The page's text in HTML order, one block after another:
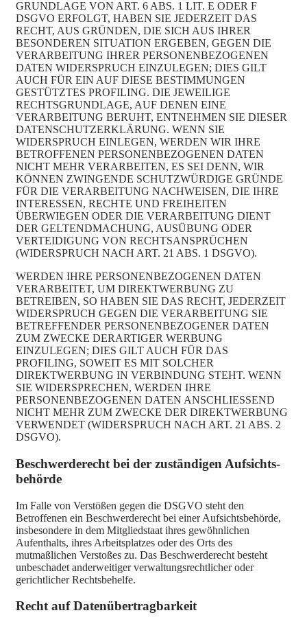
GRUNDLAGE VON ART. 6 ABS. 1 LIT. E ODER F
DSGVO ERFOLGT, HABEN SIE JEDERZEIT DAS
RECHT, AUS GRÜNDEN, DIE SICH AUS IHRER
BESONDEREN SITUATION ERGEBEN, GEGEN DIE
VERARBEITUNG IHRER PERSONENBEZOGENEN
DATEN WIDERSPRUCH EINZULEGEN; DIES GILT
AUCH FÜR EIN AUF DIESE BESTIMMUNGEN
GESTÜTZTES PROFILING. DIE JEWEILIGE
RECHTSGRUNDLAGE, AUF DENEN EINE
VERARBEITUNG BERUHT, ENTNEHMEN SIE DIESER
DATENSCHUTZERKLÄRUNG. WENN SIE
WIDERSPRUCH EINLEGEN, WERDEN WIR IHRE
BETROFFENEN PERSONENBEZOGENEN DATEN
NICHT MEHR VERARBEITEN, ES SEI DENN, WIR
KÖNNEN ZWINGENDE SCHUTZWÜRDIGE GRÜNDE
FÜR DIE VERARBEITUNG NACHWEISEN, DIE IHRE
INTERESSEN, RECHTE UND FREIHEITEN
ÜBERWIEGEN ODER DIE VERARBEITUNG DIENT
DER GELTENDMACHUNG, AUSÜBUNG ODER
VERTEIDIGUNG VON RECHTSANSPRÜCHEN
(WIDERSPRUCH NACH ART. 21 ABS. 1 DSGVO).
WERDEN IHRE PERSONENBEZOGENEN DATEN
VERARBEITET, UM DIREKTWERBUNG ZU
BETREIBEN, SO HABEN SIE DAS RECHT, JEDERZEIT
WIDERSPRUCH GEGEN DIE VERARBEITUNG SIE
BETREFFENDER PERSONENBEZOGENER DATEN
ZUM ZWECKE DERARTIGER WERBUNG
EINZULEGEN; DIES GILT AUCH FÜR DAS
PROFILING, SOWEIT ES MIT SOLCHER
DIREKTWERBUNG IN VERBINDUNG STEHT. WENN
SIE WIDERSPRECHEN, WERDEN IHRE
PERSONENBEZOGENEN DATEN ANSCHLIESSEND
NICHT MEHR ZUM ZWECKE DER DIREKTWERBUNG
VERWENDET (WIDERSPRUCH NACH ART. 21 ABS. 2
DSGVO).
Beschwerde­recht bei der zuständigen Aufsichts­
behörde
Im Falle von Verstößen gegen die DSGVO steht den
Betroffenen ein Beschwerderecht bei einer Aufsichtsbehörde,
insbesondere in dem Mitgliedstaat ihres gewöhnlichen
Aufenthalts, ihres Arbeitsplatzes oder des Orts des
mutmaßlichen Verstoßes zu. Das Beschwerderecht besteht
unbeschadet anderweitiger verwaltungsrechtlicher oder
gerichtlicher Rechtsbehelfe.
Recht auf Daten­übertrag­barkeit